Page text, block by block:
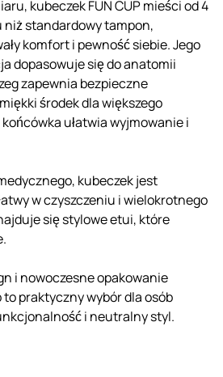
kubeczek FUN CUP mieści od 4
niż standardowy tampon,
komfort i pewność siebie. Jego
dopasowuje się do anatomii
zapewnia bezpieczne
środek dla większego
ułatwia wyjmowanie i
kubeczek jest
w czyszczeniu i wielokrotnego
się stylowe etui, które
i nowoczesne opakowanie
to praktyczny wybór dla osób
i neutralny styl.